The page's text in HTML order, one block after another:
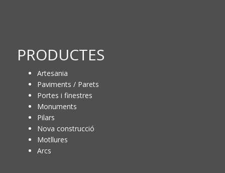
PRODUCTES
Artesania
Paviments / Parets
Portes i finestres
Monuments
Pilars
Nova construcció
Motllures
Arcs